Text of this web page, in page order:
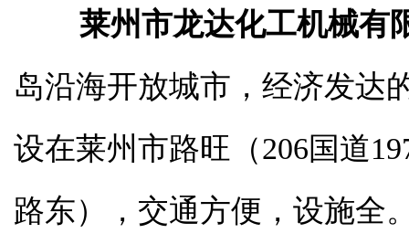
莱州市龙达化工机械有
岛沿海开放城市，经济发达
设在莱州市路旺（206国道
路东），交通方便，设施全